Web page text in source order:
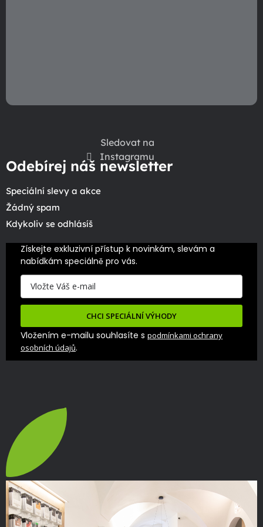
Sledovat na
Instagramu
Odebírej náš newsletter
Speciální slevy a akce
Žádný spam
Kdykoliv se odhlásíš
Získejte exkluzivní přístup k novinkám, slevám a
nabídkám speciálně pro vás.
CHCI SPECIÁLNÍ VÝHODY
Vložením e-mailu souhlasíte s podmínkami ochrany
osobních údajů.